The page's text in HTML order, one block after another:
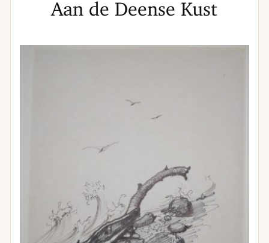
Aan de Deense Kust